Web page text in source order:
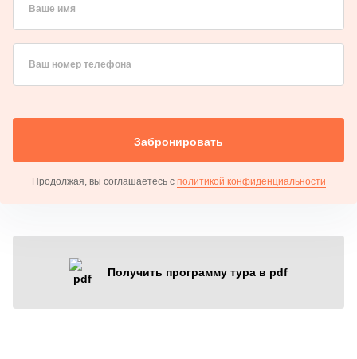
Ваше имя
Ваш номер телефона
Забронировать
Продолжая, вы соглашаетесь с политикой конфиденциальности
Получить программу тура в pdf